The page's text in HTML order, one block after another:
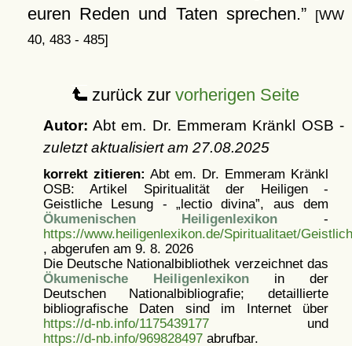
euren Reden und Taten sprechen.
[WW
40, 483 - 485]
zurück zurvorherigen Seite
Autor: Abt em. Dr. Emmeram Kränkl OSB -
zuletzt aktualisiert am 27.08.2025
korrekt zitieren: Abt em. Dr. Emmeram Kränkl
OSB: Artikel Spiritualität der Heiligen -
Geistliche Lesung - „lectio divina”, aus dem
Ökumenischen Heiligenlexikon -
https://www.heiligenlexikon.de/Spiritualitaet/
, abgerufen am 9. 8. 2026
Die Deutsche Nationalbibliothek verzeichnet das
Ökumenische Heiligenlexikonin der
Deutschen Nationalbibliografie; detaillierte
bibliografische Daten sind im Internet über
https://d-nb.info/1175439177und
https://d-nb.info/969828497abrufbar.